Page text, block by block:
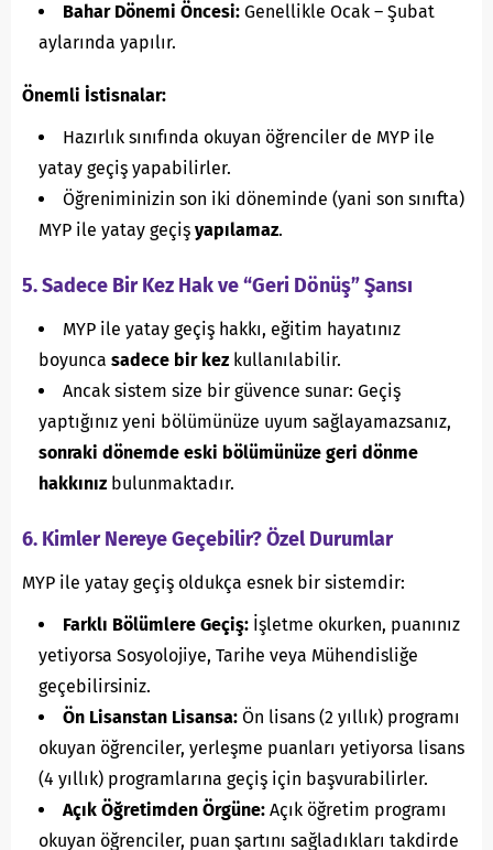
Bahar Dönemi Öncesi: Genellikle Ocak – Şubat
aylarında yapılır.
Önemli İstisnalar:
Hazırlık sınıfında okuyan öğrenciler de MYP ile
yatay geçiş yapabilirler.
Öğreniminizin son iki döneminde (yani son sınıfta)
MYP ile yatay geçiş yapılamaz.
5. Sadece Bir Kez Hak ve “Geri Dönüş” Şansı
MYP ile yatay geçiş hakkı, eğitim hayatınız
boyunca sadece bir kez kullanılabilir.
Ancak sistem size bir güvence sunar: Geçiş
yaptığınız yeni bölümünüze uyum sağlayamazsanız,
sonraki dönemde eski bölümünüze geri dönme
hakkınız bulunmaktadır.
6. Kimler Nereye Geçebilir? Özel Durumlar
MYP ile yatay geçiş oldukça esnek bir sistemdir:
Farklı Bölümlere Geçiş: İşletme okurken, puanınız
yetiyorsa Sosyolojiye, Tarihe veya Mühendisliğe
geçebilirsiniz.
Ön Lisanstan Lisansa: Ön lisans (2 yıllık) programı
okuyan öğrenciler, yerleşme puanları yetiyorsa lisans
(4 yıllık) programlarına geçiş için başvurabilirler.
Açık Öğretimden Örgüne: Açık öğretim programı
okuyan öğrenciler, puan şartını sağladıkları takdirde